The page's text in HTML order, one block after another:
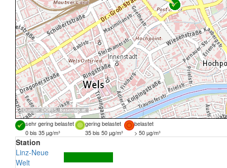
Quellen: DORIS, basemap.at
sehr gering belastet gering belastet
belastet
0 bis 35 µg/m³
35 bis 50 µg/m³ > 50 µg/m³
Station
Linz-Neue
Welt